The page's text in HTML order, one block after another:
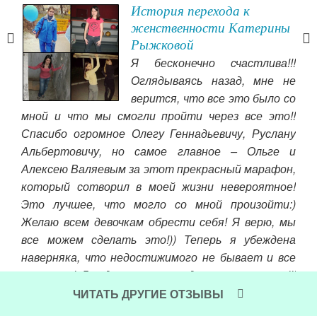
—
—
История перехода к
женственности Катерины
Рыжковой
Я бесконечно счастлива!!!
Оглядываясь назад, мне не
верится, что все это было со
мной и что мы смогли пройти через все это!!
Спасибо огромное Олегу Геннадьевичу, Руслану
Альбертовичу, но самое главное – Ольге и
Алексею Валяевым за этот прекрасный марафон,
который сотворил в моей жизни невероятное!
Это лучшее, что могло со мной произойти:)
Желаю всем девочкам обрести себя! Я верю, мы
все можем сделать это!)) Теперь я убеждена
наверняка, что недостижимого не бывает и все
возможно! Да здравствуют чудеса и изменения!!!
Всем нам чудес, девочки!!! Радости, любви и
ЧИТАТЬ ДРУГИЕ ОТЗЫВЫ